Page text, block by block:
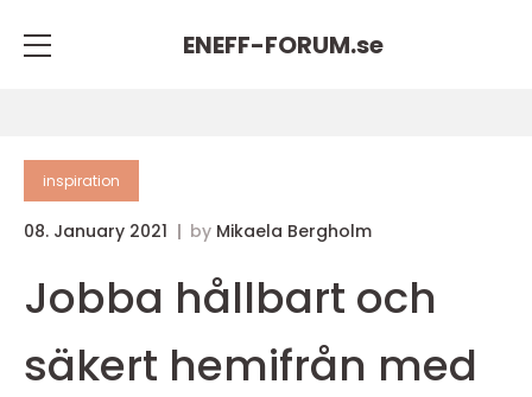
ENEFF-FORUM.se
inspiration
08. January 2021 by Mikaela Bergholm
Jobba hållbart och
säkert hemifrån med